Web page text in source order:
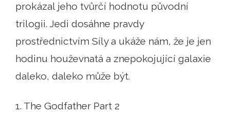
prokázal jeho tvůrčí hodnotu původní
trilogii. Jedi dosáhne pravdy
prostřednictvím Síly a ukáže nám, že je jen
hodinu houževnatá a znepokojující galaxie
daleko, daleko může být.
1. The Godfather Part 2